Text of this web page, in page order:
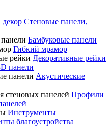
Стеновые панели,
Бамбуковые панели
Гибкий мрамор
Декоративные рейки
панели
Акустические
Профили
Инструменты